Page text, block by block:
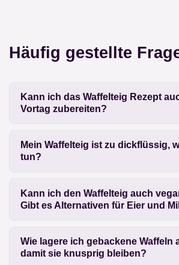
Häufig gestellte
Kann ich das Waffelteig Rezept
Vortag zubereiten?
Mein Waffelteig ist zu dickflüssig,
tun?
Kann ich den Waffelteig auch
Gibt es Alternativen für Eier und
Wie lagere ich gebackene Waffeln
damit sie knusprig bleiben?